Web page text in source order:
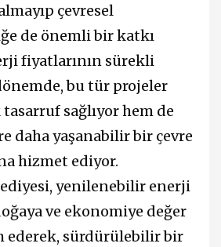
çevresel
de önemli bir katkı
fiyatlarının sürekli
bu tür projeler
sağlıyor hem de
daha yaşanabilir bir çevre
hizmet ediyor.
yenilenebilir enerji
ve ekonomiye değer
ederek, sürdürülebilir bir